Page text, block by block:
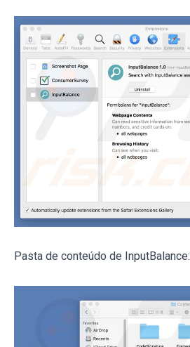
Pasta de conteúdo de InputBalance: